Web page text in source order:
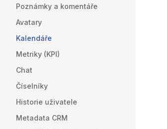
Poznámky a komentáře
Avatary
Kalendáře
Metriky (KPI)
Chat
Číselníky
Historie uživatele
Metadata CRM